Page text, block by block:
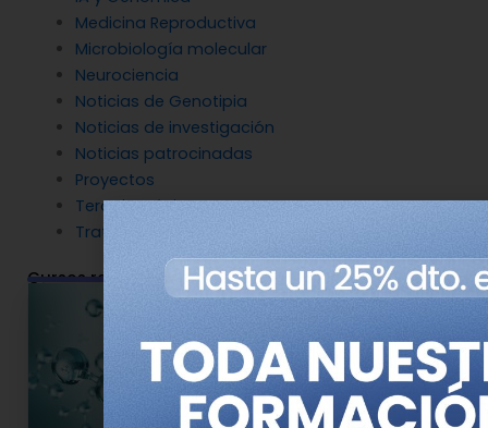
Medicina Reproductiva
Microbiología molecular
Neurociencia
Noticias de Genotipia
Noticias de investigación
Noticias patrocinadas
Proyectos
Terapia Génica
Tratamientos
Cursos relacionados